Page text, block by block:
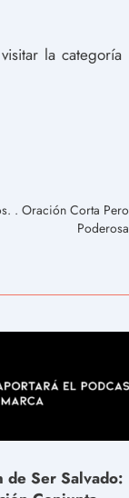
la categoría
. Oración Corta Pero
Poderosa
de Ser Salvado: